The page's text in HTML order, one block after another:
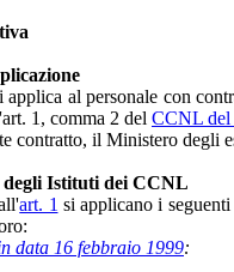
al personale con
1, comma 2 del CCNL del
contratto, il Ministero
Istituti dei CCNL
art. 1 si applicano i
data 16 febbraio 1999: